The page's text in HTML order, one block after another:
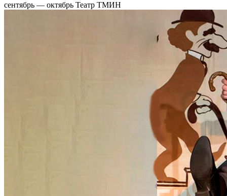
сентябрь — октябрь Театр ТМИН